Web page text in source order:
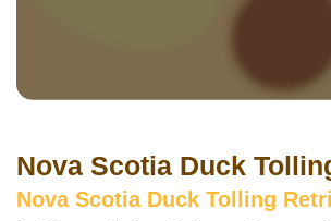
Nova Scotia Duck
Nova Scotia Duck Tolling